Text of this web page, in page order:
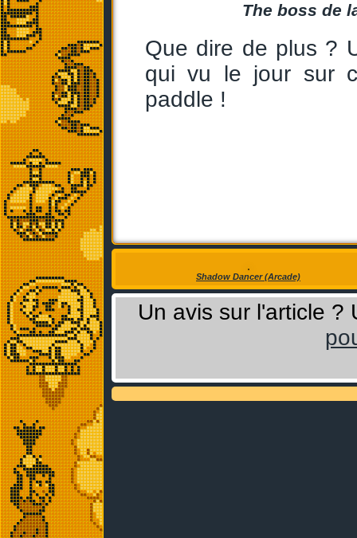
The boss de
Que dire de plus ?
qui vu le jour sur
paddle !
Shadow Dancer (Arcade)
Un avis sur l'article